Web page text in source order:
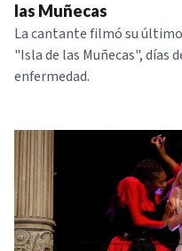
las Muñecas
La cantante filmó su
"Isla de las Muñecas", días
enfermedad.